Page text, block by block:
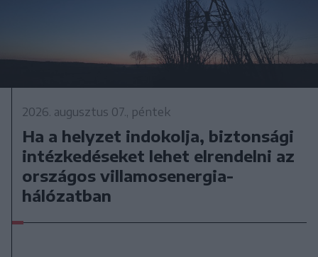
2026. augusztus 07., péntek
Ha a helyzet indokolja, biztonsági
intézkedéseket lehet elrendelni az
országos villamosenergia-
hálózatban